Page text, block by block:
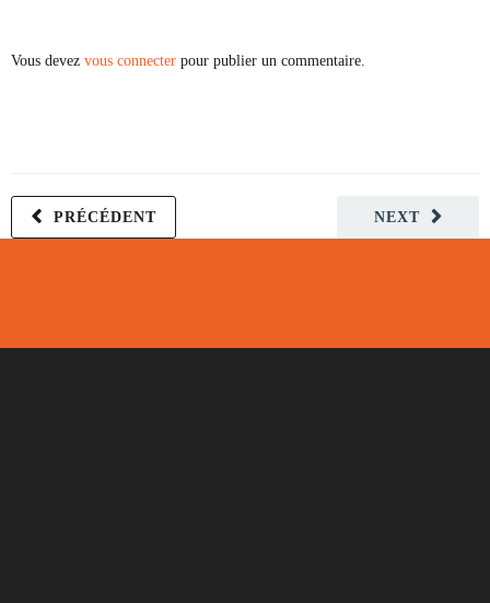
Vous devez vous connecter pour publier un commentaire.
NEXT
PRÉCÉDENT